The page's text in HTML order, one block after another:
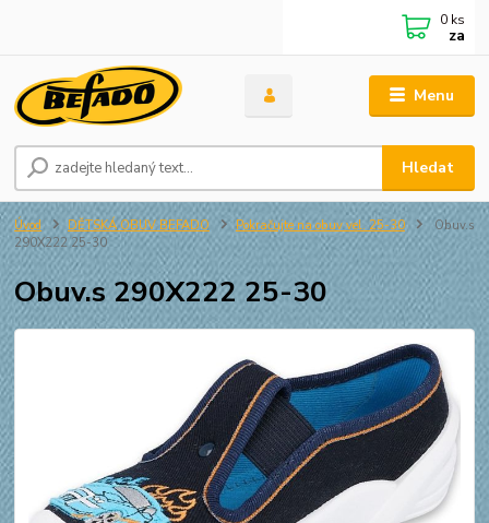
Menu
Hledat
0 ks
za
Úvod DĚTSKÁ OBUV BEFADO Pokračujte na obuv vel. 25-30
Obuv.s
290X222 25-30
Obuv.s 290X222 25-30